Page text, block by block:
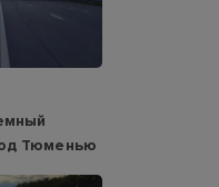
Тюменью